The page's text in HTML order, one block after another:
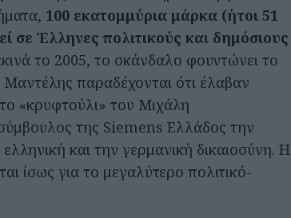
100 εκατομμύρια μάρκα (ήτοι 51
σε Έλληνες πολιτικούς και δημόσιους
το 2005, το σκάνδαλο φουντώνει το
παραδέχονται ότι έλαβαν
«κρυφτούλι» του Μιχάλη
της Siemens Ελλάδος την
και την γερμανική δικαιοσύνη. Η
ίσως για το μεγαλύτερο πολιτικό-